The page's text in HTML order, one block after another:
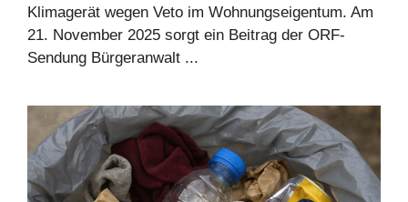
Klimagerät wegen Veto im Wohnungseigentum. Am
21. November 2025 sorgt ein Beitrag der ORF-
Sendung Bürgeranwalt ...